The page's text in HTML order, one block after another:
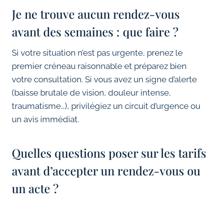
Je ne trouve aucun rendez-vous
avant des semaines : que faire ?
Si votre situation n’est pas urgente, prenez le
premier créneau raisonnable et préparez bien
votre consultation. Si vous avez un signe d’alerte
(baisse brutale de vision, douleur intense,
traumatisme…), privilégiez un circuit d’urgence ou
un avis immédiat.
Quelles questions poser sur les tarifs
avant d’accepter un rendez-vous ou
un acte ?